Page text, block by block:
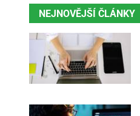
NEJNOVĚJŠÍ ČLÁNKY